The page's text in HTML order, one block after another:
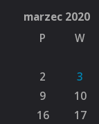
marzec 2020
P
W
2
3
9
10
16
17